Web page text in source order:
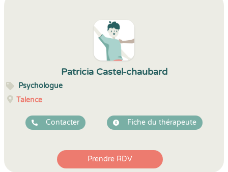
Patricia Castel-chaubard
Psychologue
Talence
Contacter Fiche du thérapeute
Prendre RDV